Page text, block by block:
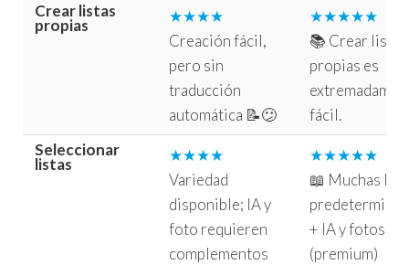
Crear listas
propias
★★★★
Creación fácil,
pero sin
traducción
automática 📝😕
★★★★★
📚 Crear listas
propias es
fácil.
Seleccionar
listas
★★★★
Variedad
disponible; IA y
foto requieren
complementos
★★★★★
📖 Muchas
+ IA y fotos
(premium)